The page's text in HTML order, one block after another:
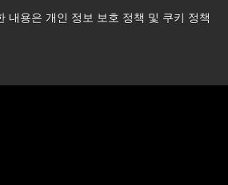
내용은 개인 정보 보호 정책 및 쿠키 정책